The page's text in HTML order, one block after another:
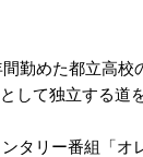
勤めた都立高校
して独立する道
タリー番組「オ